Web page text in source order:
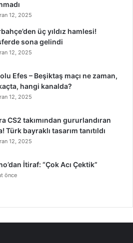
12, 2025
üç yıldız hamlesi!
sona gelindi
12, 2025
Efes – Beşiktaş maçı ne zaman,
hangi kanalda?
12, 2025
CS2 takımından gururlandıran
Türk bayraklı tasarım tanıtıldı
12, 2025
İtiraf: “Çok Acı Çektik”
önce